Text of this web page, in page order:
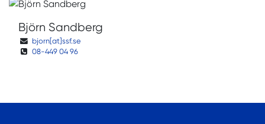
Björn Sandberg
bjorn[at]ssf.se
08-449 04 96